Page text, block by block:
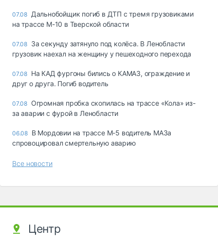
07.08 Дальнобойщик погиб в ДТП с тремя грузовиками
на трассе М-10 в Тверской области
07.08 За секунду затянуло под колёса. В Ленобласти
грузовик наехал на женщину у пешеходного перехода
07.08 На КАД фургоны бились о КАМАЗ, ограждение и
друг о друга. Погиб водитель
07.08 Огромная пробка скопилась на трассе «Кола» из-
за аварии с фурой в Ленобласти
06.08 В Мордовии на трассе М-5 водитель МАЗа
спровоцировал смертельную аварию
Все новости
Центр